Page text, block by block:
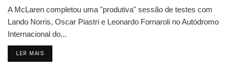
A McLaren completou uma "produtiva" sessão de testes com
Lando Norris, Oscar Piastri e Leonardo Fornaroli no Autódromo
Internacional do...
LER MAIS